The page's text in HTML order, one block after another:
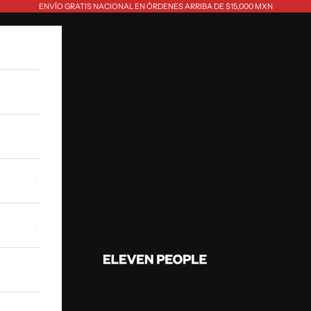
ENVÍO GRATIS NACIONAL EN ÓRDENES ARRIBA DE $15,000 MXN